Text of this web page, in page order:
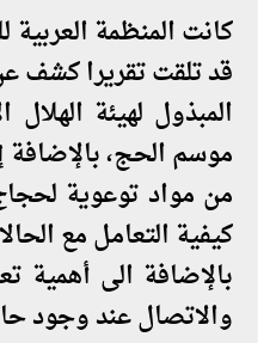
كانت المنظمة العربية
قد تلقت تقريرا كشف
المبذول لهيئة
موسم الحج،
من مواد توعوية
كيفية التعامل مع
بالإضافة الى أهمية
والاتصال عند وجود